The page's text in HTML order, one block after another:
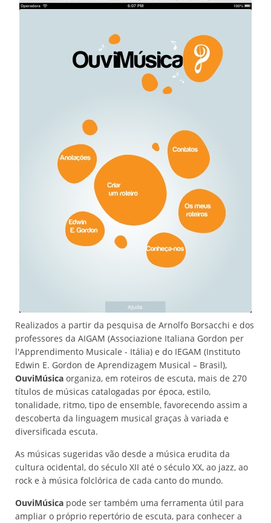
Realizados a partir da pesquisa de Arnolfo Borsacchi e dos
professores da AIGAM (Associazione Italiana Gordon per
l'Apprendimento Musicale - Itália) e do IEGAM (Instituto
Edwin E. Gordon de Aprendizagem Musical – Brasil),
OuviMúsica organiza, em roteiros de escuta, mais de 270
títulos de músicas catalogadas por época, estilo,
tonalidade, ritmo, tipo de ensemble, favorecendo assim a
descoberta da linguagem musical graças à variada e
diversificada escuta.
As músicas sugeridas vão desde a música erudita da
cultura ocidental, do século XII até o século XX, ao jazz, ao
rock e à música folclórica de cada canto do mundo.
OuviMúsica pode ser também uma ferramenta útil para
ampliar o próprio repertório de escuta, para conhecer a